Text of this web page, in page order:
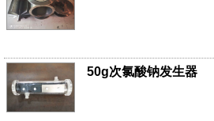
50g次氯酸钠发生器